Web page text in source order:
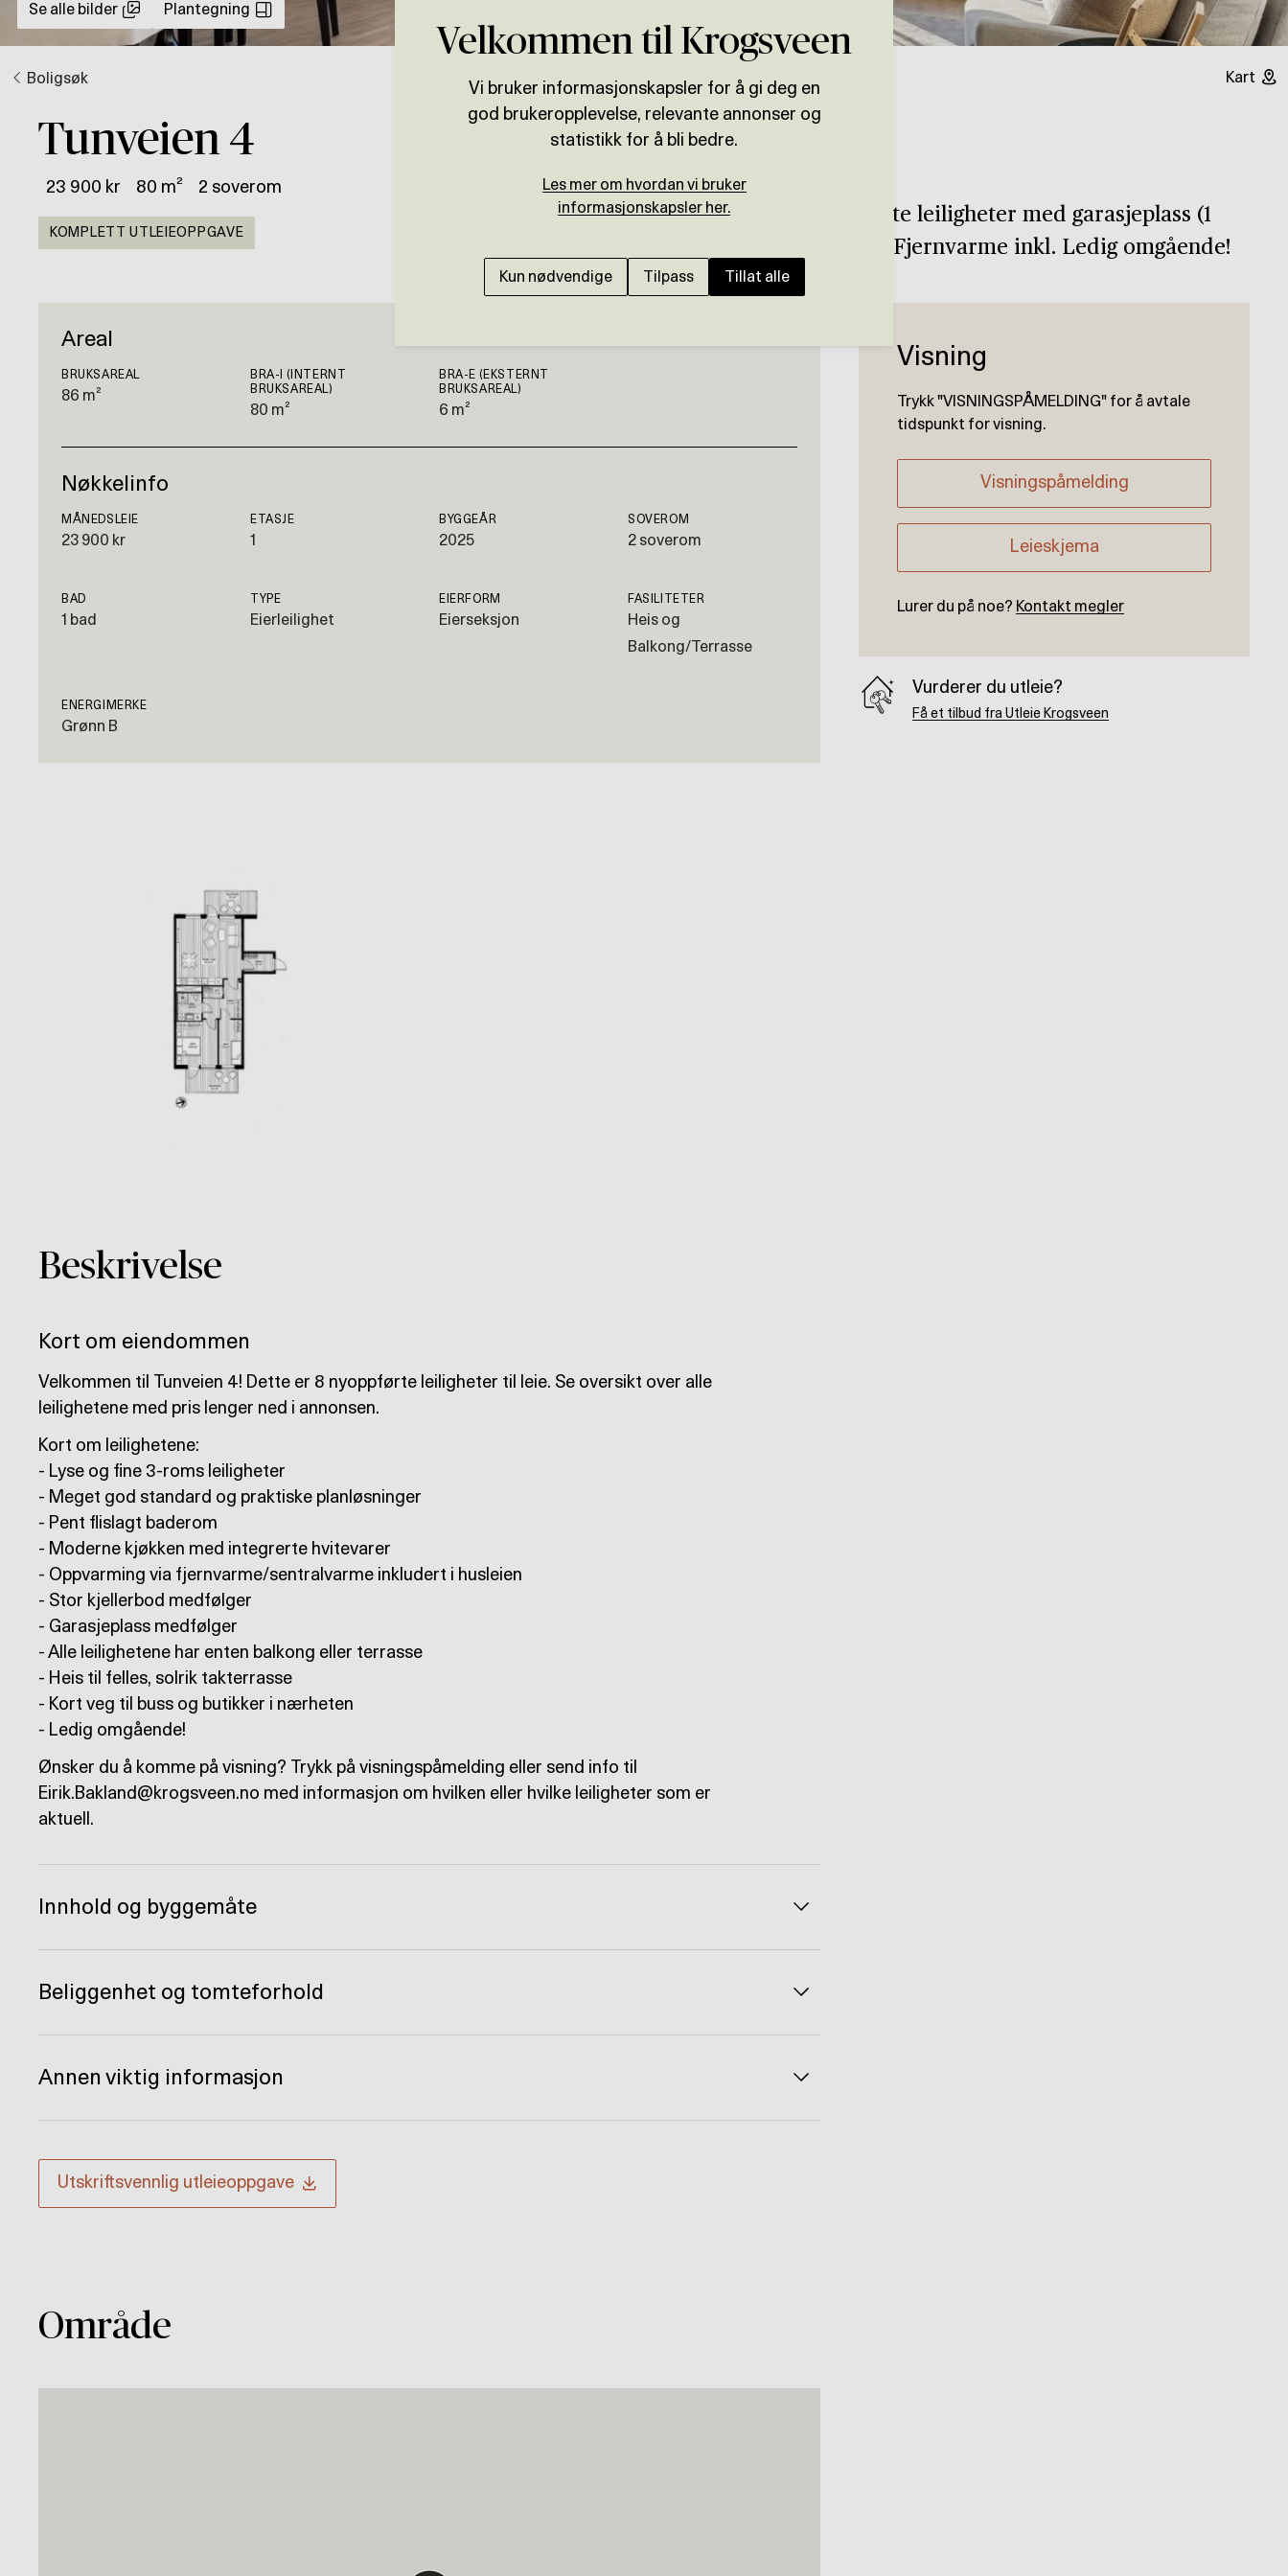
Se alle bilder Plantegning
Boligsøk Kart
Tunveien 4
23 900 kr 80 m² 2 soverom
KOMPLETT UTLEIEOPPGAVE
LØRENSKOG - 8 nyoppførte leiligheter med garasjeplass (1
ledig!). Balkong/terrasse. Fjernvarme inkl. Ledig omgående!
Areal
BRUKSAREAL
86 m²
BRA-I (INTERNT
BRUKSAREAL)
80 m²
BRA-E (EKSTERNT
BRUKSAREAL)
6 m²
Nøkkelinfo
MÅNEDSLEIE
23 900 kr
ETASJE
1
BYGGEÅR
2025
SOVEROM
2 soverom
BAD
1 bad
TYPE
Eierleilighet
EIERFORM
Eierseksjon
FASILITETER
Heis og
Balkong/Terrasse
ENERGIMERKE
Grønn B
Beskrivelse
Kort om eiendommen
Velkommen til Tunveien 4! Dette er 8 nyoppførte leiligheter til leie. Se oversikt over alle
leilighetene med pris lenger ned i annonsen.
Kort om leilighetene:
- Lyse og fine 3-roms leiligheter
- Meget god standard og praktiske planløsninger
- Pent flislagt baderom
- Moderne kjøkken med integrerte hvitevarer
- Oppvarming via fjernvarme/sentralvarme inkludert i husleien
- Stor kjellerbod medfølger
- Garasjeplass medfølger
- Alle leilighetene har enten balkong eller terrasse
- Heis til felles, solrik takterrasse
- Kort veg til buss og butikker i nærheten
- Ledig omgående!
Ønsker du å komme på visning? Trykk på visningspåmelding eller send info til
Eirik.Bakland@krogsveen.no med informasjon om hvilken eller hvilke leiligheter som er
aktuell.
Innhold og byggemåte Veksle åpne og lukke
Beliggenhet og tomteforhold Veksle åpne og lukke
Annen viktig informasjon Veksle åpne og lukke
Utskriftsvennlig utleieoppgave
Område
Visning
Trykk "VISNINGSPÅMELDING" for å avtale
tidspunkt for visning.
Visningspåmelding
Leieskjema
Lurer du på noe? Kontakt megler
Vurderer du utleie?
Få et tilbud fra Utleie Krogsveen
Velkommen til Krogsveen
Vi bruker informasjonskapsler for å gi deg en
god brukeropplevelse, relevante annonser og
statistikk for å bli bedre.
Les mer om hvordan vi bruker
informasjonskapsler her.
Kun nødvendige Tilpass Tillat alle